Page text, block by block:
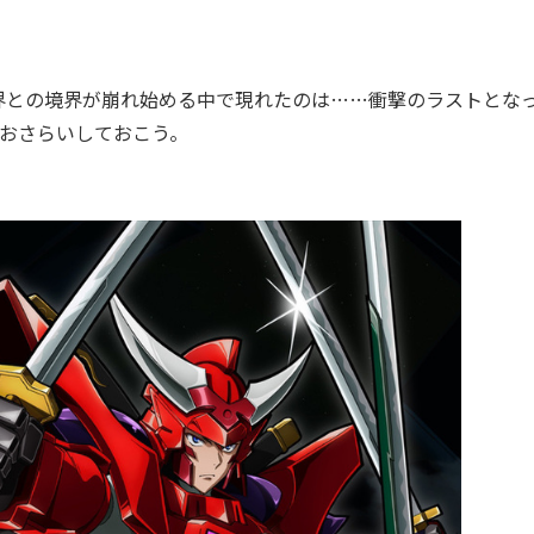
の境界が崩れ始める中で現れたのは……衝撃のラストとな
らいしておこう。